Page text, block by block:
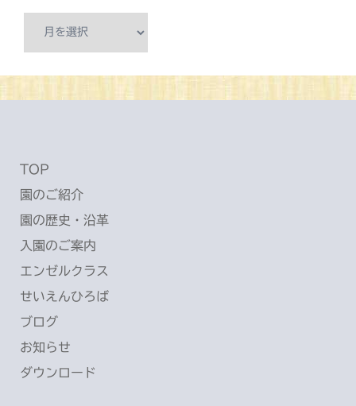
TOP
園のご紹介
園の歴史・沿革
入園のご案内
エンゼルクラス
せいえんひろば
ブログ
お知らせ
ダウンロード